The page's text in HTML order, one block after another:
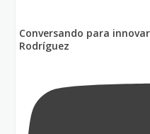
Conversando para
Rodríguez